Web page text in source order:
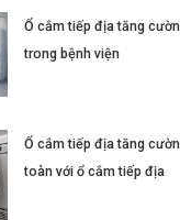
Ổ cắm tiếp địa tăng
trong bệnh viện
Ổ cắm tiếp địa tăng
toàn với ổ cắm tiếp địa